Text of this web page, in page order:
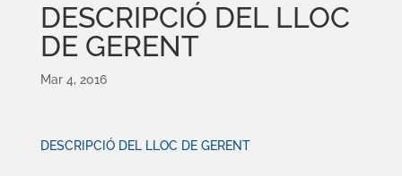
DESCRIPCIÓ DEL LLOC
DE GERENT
Mar 4, 2016
DESCRIPCIÓ DEL LLOC DE GERENT